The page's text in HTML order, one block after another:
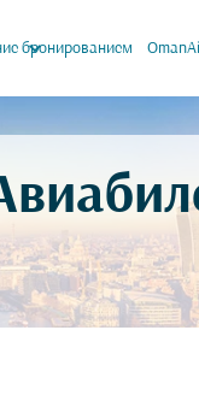
бронированием
keyboard_arrow_down